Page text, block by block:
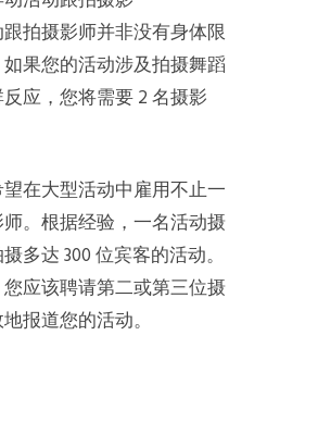
拍摄影师并非没有身体限
果您的活动涉及拍摄舞蹈
应，您将需要 2 名摄影
在大型活动中雇用不止一
。根据经验，一名活动摄
多达 300 位宾客的活动。
应该聘请第二或第三位摄
报道您的活动。